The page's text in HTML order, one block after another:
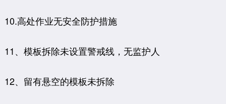
10.高处作业无安全防护措施
11、模板拆除未设置警戒线，无监护人
12、留有悬空的模板未拆除